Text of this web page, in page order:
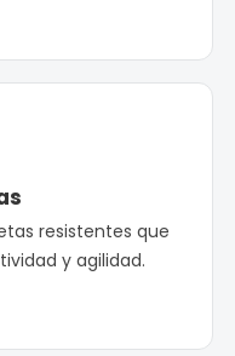
resistentes que
y agilidad.